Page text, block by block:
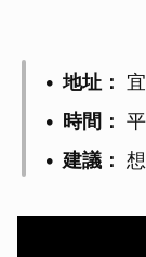
地址：
時間：
建議：